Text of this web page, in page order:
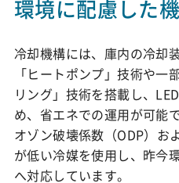
環境に配慮した
冷却機構には、庫内の冷却
「ヒートポンプ」技術や一
リング」技術を搭載し、
め、省エネでの運用が可能で
オゾン破壊係数（ODP）お
が低い冷媒を使用し、昨今
へ対応しています。